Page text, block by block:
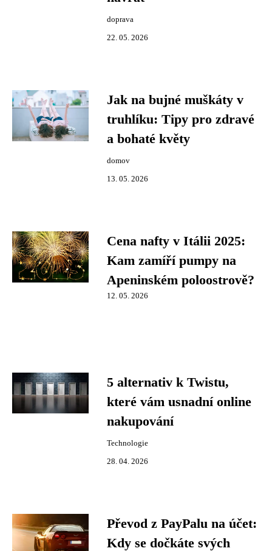
doprava
22. 05. 2026
Jak na bujné muškáty v
truhlíku: Tipy pro zdravé
a bohaté květy
domov
13. 05. 2026
Cena nafty v Itálii 2025:
Kam zamíří pumpy na
Apeninském poloostrově?
12. 05. 2026
5 alternativ k Twistu,
které vám usnadní online
nakupování
Technologie
28. 04. 2026
Převod z PayPalu na účet:
Kdy se dočkáte svých